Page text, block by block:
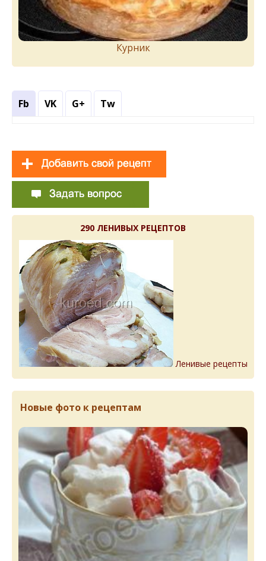
Курник
Fb VK G+ Tw
290 ЛЕНИВЫХ РЕЦЕПТОВ
Ленивые рецепты
Новые фото к рецептам